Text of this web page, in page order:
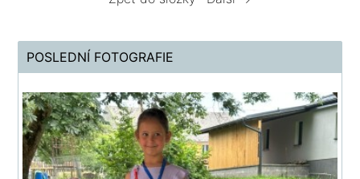
POSLEDNÍ FOTOGRAFIE